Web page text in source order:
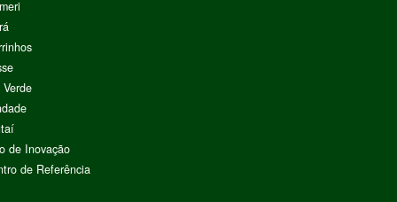
de Inovação
de Referência